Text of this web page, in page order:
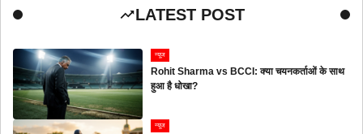
LATEST POST
न्यूज
Rohit Sharma vs BCCI: क्या चयनकर्ताओं के साथ
हुआ है धोखा?
न्यूज